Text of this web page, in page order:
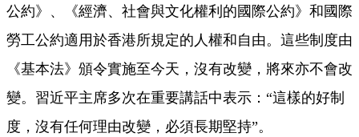
公約》、《經濟、社會與文化權利的國際公約》和國際
勞工公約適用於香港所規定的人權和自由。這些制度由
《基本法》頒令實施至今天，沒有改變，將來亦不會改
變。習近平主席多次在重要講話中表示：“這樣的好制
度，沒有任何理由改變，必須長期堅持”。